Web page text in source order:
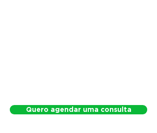
Quero agendar uma consulta